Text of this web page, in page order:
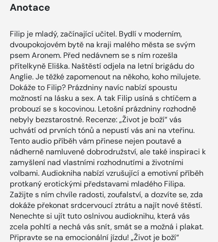
Anotace
Filip je mladý, začínající učitel. Bydlí v moderním,
dvoupokojovém bytě na kraji malého města se svým
psem Aronem. Před nedávnem se s ním rozešla
přítelkyně Eliška. Naštěstí odjela na letní brigádu do
Anglie. Je těžké zapomenout na někoho, koho milujete.
Dokáže to Filip? Prázdniny navíc nabízí spoustu
možností na lásku a sex. A tak Filip usíná s chtíčem a
probouzí se s kocovinou. Letošní prázdniny rozhodně
nebyly bezstarostné. Recenze: „Život je boží“ vás
uchvátí od prvních tónů a nepustí vás ani na vteřinu.
Tento audio příběh vám přinese nejen poutavé a
nádherně namluvené dobrodružství, ale také inspiraci k
zamyšlení nad vlastními rozhodnutími a životními
volbami. Audiokniha nabízí vzrušující a emotivní příběh
protkaný erotickými představami mladého Filipa.
Zažijte s ním chvíle radosti, zoufalství, a dozvíte se, zda
dokáže překonat srdcervoucí ztrátu a najít nové štěstí.
Nenechte si ujít tuto oslnivou audioknihu, která vás
zcela pohltí a nechá vás snít, smát se a možná i plakat.
Připravte se na emocionální jízdu! „Život je boží“